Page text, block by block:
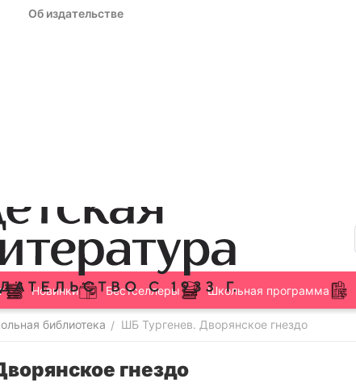
Об издательстве
Новинки Бестселлеры Школьная программа
библиотека / ШБ Тургенев. Дворянское гнездо
гнездо